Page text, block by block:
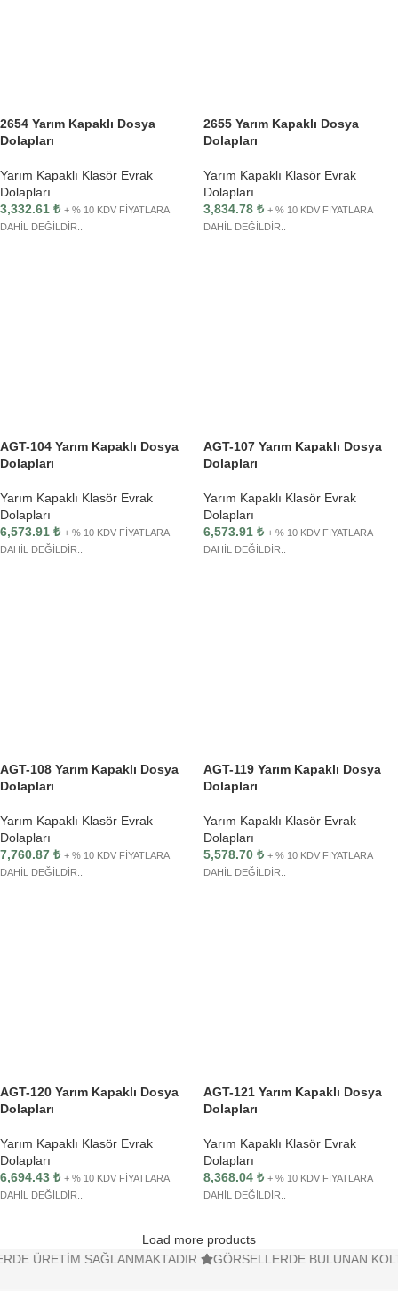
2654 Yarım Kapaklı Dosya
Dolapları
Yarım Kapaklı Klasör Evrak
Dolapları
3,332.61 ₺ + % 10 KDV FİYATLARA
DAHİL DEĞİLDİR..
2655 Yarım Kapaklı Dosya
Dolapları
Yarım Kapaklı Klasör Evrak
Dolapları
3,834.78 ₺ + % 10 KDV FİYATLARA
DAHİL DEĞİLDİR..
AGT-104 Yarım Kapaklı Dosya
Dolapları
Yarım Kapaklı Klasör Evrak
Dolapları
6,573.91 ₺ + % 10 KDV FİYATLARA
DAHİL DEĞİLDİR..
AGT-107 Yarım Kapaklı Dosya
Dolapları
Yarım Kapaklı Klasör Evrak
Dolapları
6,573.91 ₺ + % 10 KDV FİYATLARA
DAHİL DEĞİLDİR..
AGT-108 Yarım Kapaklı Dosya
Dolapları
Yarım Kapaklı Klasör Evrak
Dolapları
7,760.87 ₺ + % 10 KDV FİYATLARA
DAHİL DEĞİLDİR..
AGT-119 Yarım Kapaklı Dosya
Dolapları
Yarım Kapaklı Klasör Evrak
Dolapları
5,578.70 ₺ + % 10 KDV FİYATLARA
DAHİL DEĞİLDİR..
AGT-120 Yarım Kapaklı Dosya
Dolapları
Yarım Kapaklı Klasör Evrak
Dolapları
6,694.43 ₺ + % 10 KDV FİYATLARA
DAHİL DEĞİLDİR..
AGT-121 Yarım Kapaklı Dosya
Dolapları
Yarım Kapaklı Klasör Evrak
Dolapları
8,368.04 ₺ + % 10 KDV FİYATLARA
DAHİL DEĞİLDİR..
Load more products
SAĞLANMAKTADIR.
GÖRSELLERDE BULUNAN